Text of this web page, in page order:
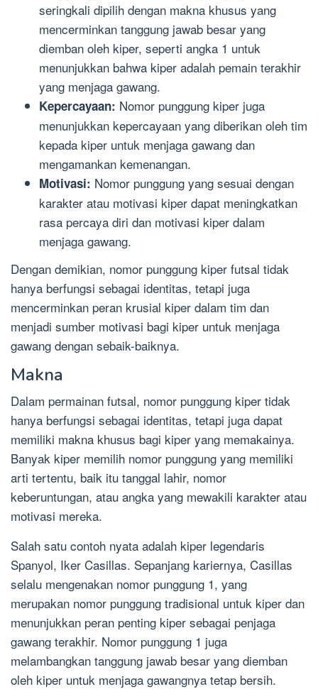
seringkali dipilih dengan makna khusus yang
mencerminkan tanggung jawab besar yang
diemban oleh kiper, seperti angka 1 untuk
menunjukkan bahwa kiper adalah pemain terakhir
yang menjaga gawang.
Kepercayaan: Nomor punggung kiper juga
menunjukkan kepercayaan yang diberikan oleh tim
kepada kiper untuk menjaga gawang dan
mengamankan kemenangan.
Motivasi: Nomor punggung yang sesuai dengan
karakter atau motivasi kiper dapat meningkatkan
rasa percaya diri dan motivasi kiper dalam
menjaga gawang.
Dengan demikian, nomor punggung kiper futsal tidak
hanya berfungsi sebagai identitas, tetapi juga
mencerminkan peran krusial kiper dalam tim dan
menjadi sumber motivasi bagi kiper untuk menjaga
gawang dengan sebaik-baiknya.
Makna
Dalam permainan futsal, nomor punggung kiper tidak
hanya berfungsi sebagai identitas, tetapi juga dapat
memiliki makna khusus bagi kiper yang memakainya.
Banyak kiper memilih nomor punggung yang memiliki
arti tertentu, baik itu tanggal lahir, nomor
keberuntungan, atau angka yang mewakili karakter atau
motivasi mereka.
Salah satu contoh nyata adalah kiper legendaris
Spanyol, Iker Casillas. Sepanjang kariernya, Casillas
selalu mengenakan nomor punggung 1, yang
merupakan nomor punggung tradisional untuk kiper dan
menunjukkan peran penting kiper sebagai penjaga
gawang terakhir. Nomor punggung 1 juga
melambangkan tanggung jawab besar yang diemban
oleh kiper untuk menjaga gawangnya tetap bersih.